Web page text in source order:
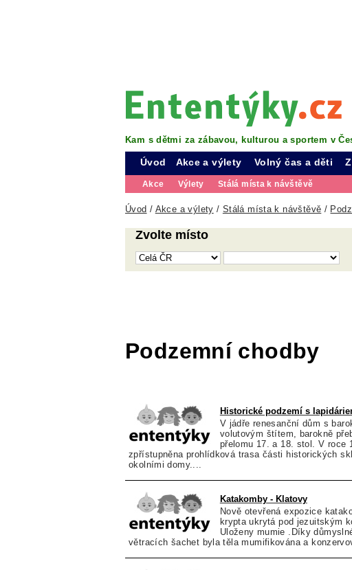
Kam s dětmi za zábavou, kulturou a sportem v
Úvod Akce a výlety
Akce Výlety Stálá místa k návštěvě
Volný čas a děti
Úvod / Akce a výlety / Stálá místa k návštěvě /
Zvolte místo
Podzemní chodby
Historické podzemí s
V jádře renesanční dům s
volutovým štítem, barokně
přelomu 17. a 18. stol. V roce
zpřístupněna prohlídková trasa části historických
okolními domy....
Katakomby - Klatovy
Nově otevřená expozice
krypta ukrytá pod jezuitským
Uloženy mumie .Díky
větracích šachet byla těla mumifikována a